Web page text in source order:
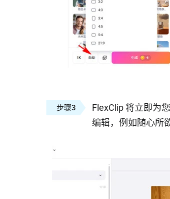
步骤3
FlexClip 将立即为
编辑，例如随心所